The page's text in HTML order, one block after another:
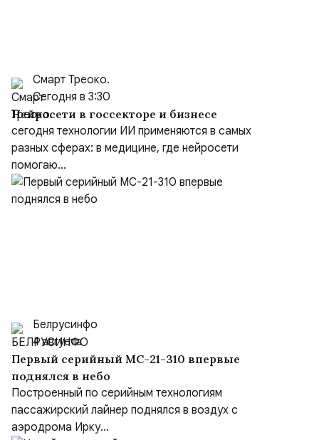
Смарт Треоко.
Сегодня в 3:30
Нейросети в госсекторе и бизнесе
сегодня технологии ИИ применяются в самых
разных сферах: в медицине, где нейросети
помогаю...
Белрусинфо
4 августа
Первый серийный МС-21-310 впервые
поднялся в небо
Построенный по серийным технологиям
пассажирский лайнер поднялся в воздух с
аэродрома Ирку...